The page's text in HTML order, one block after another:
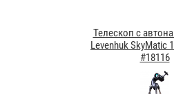
Телескоп с
Levenhuk SkyMatic
#18116